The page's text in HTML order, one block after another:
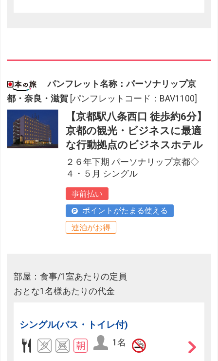
パンフレット名称：パーソナリップ京
都・奈良・滋賀 [パンフレットコード：BAV1100]
【京都駅八条西口 徒歩約6分】
京都の観光・ビジネスに最適
な行動拠点のビジネスホテル
２６年下期 パーソナリップ京都◇
４・５月 シングル
事前払い
ポイントがたまる使える
連泊がお得
部屋：食事/1室あたりの定員
おとな1名様あたりの代金
シングル(バス・トイレ付)
1名